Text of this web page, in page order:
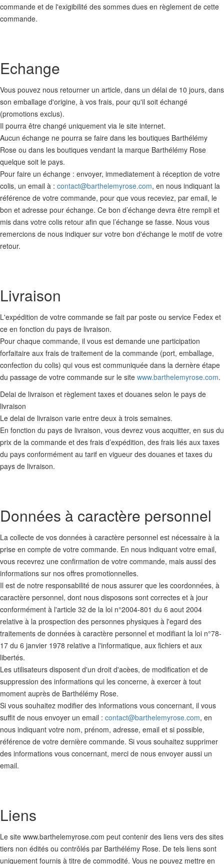
commande et de l'exigibilité des sommes dues en règlement de cette
commande.
Echange
Vous pouvez nous retourner un article, dans un délai de 10 jours, dans
son emballage d'origine, à vos frais, pour qu'il soit échangé
(promotions exclus).
Il pourra être changé uniquement via le site internet.
Aucun échange ne pourra se faire dans les boutiques Barthélémy
Rose ou dans les boutiques vendant la marque Barthélémy Rose
quelque soit le pays.
Pour faire un échange : envoyer, immediatement à réception de votre
colis, un email à : contact@barthelemyrose.com, en nous indiquant la
référence de votre commande, pour que vous receviez, par email, le
bon et adresse pour échange. Ce bon d’échange devra être rempli et
mis dans votre colis retour afin que l’échange se fasse. Nous vous
remercions de nous indiquer sur votre bon d'échange le motif de votre
retour.
Livraison
L'expédition de votre commande se fait par poste ou service Fedex et
ce en fonction du pays de livraison.
Pour chaque commande, il vous est demande une participation
forfaitaire aux frais de traitement de la commande (port, emballage,
confection du colis) qui vous est communiquée dans la dernère étape
du passage de votre commande sur le site www.barthelemyrose.com.
Delai de livraison et règlement taxes et douanes selon le pays de
livraison
Le delai de livraison varie entre deux à trois semaines.
En fonction du pays de livraison, vous devrez vous acquitter, en sus du
prix de la commande et des frais d’expédition, des frais liés aux taxes
du pays conformément au tarif en vigueur des douanes et taxes du
pays de livraison.
Données à caractère personnel
La collecte de vos données à caractère personnel est nécessaire à la
prise en compte de votre commande. En nous indiquant votre email,
vous recevrez une confirmation de votre commande, mais aussi des
informations sur nos offres promotionnelles.
Il est de notre responsabilité de nous assurer que les coordonnées, à
caractère personnel, dont nous disposons sont correctes et à jour
conformément à l'article 32 de la loi n°2004-801 du 6 aout 2004
relative à la prospection des personnes physiques à l'egard des
traitements de données à caractère personnel et modifiant la loi n°78-
17 du 6 janvier 1978 relative a l'informatique, aux fichiers et aux
libertés.
Les utilisateurs disposent d'un droit d'acèes, de modification et de
suppression des informations qui les concerne, à exercer à tout
moment auprès de Barthélémy Rose.
Si vous souhaitez modifier des informations vous concernant, il vous
suffit de nous envoyer un email : contact@barthelemyrose.com, en
nous indiquant votre nom, prénom, adresse, email et si possible,
référence de votre dernière commande. Si vous souhaitez supprimer
des informations vous concernant, merci de nous envoyer aussi un
email.
Liens
Le site www.barthelemyrose.com peut contenir des liens vers des sites
tiers non édités ou contrôlés par Barthélémy Rose. De tels liens sont
uniquement fournis à titre de commodité. Vous ne pouvez mettre en